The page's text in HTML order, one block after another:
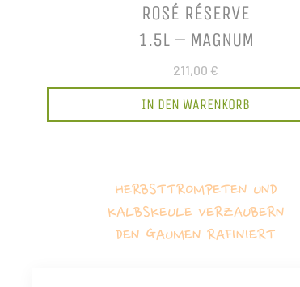
ROSÉ RÉSERVE
1.5L – MAGNUM
211,00 €
IN DEN WARENKORB
HERBSTTROMPETEN UND
KALBSKEULE VERZAUBERN
DEN GAUMEN RAFINIERT